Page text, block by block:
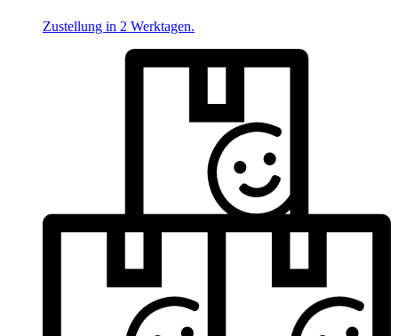
Zustellung in 2 Werktagen.